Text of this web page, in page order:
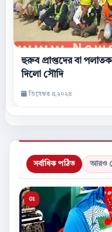
হুরুব প্রাপ্তদের বা
দিলো সৌদি
ডিসেম্বর ৪,২০২৪
সর্বাধিক পঠিত আরও